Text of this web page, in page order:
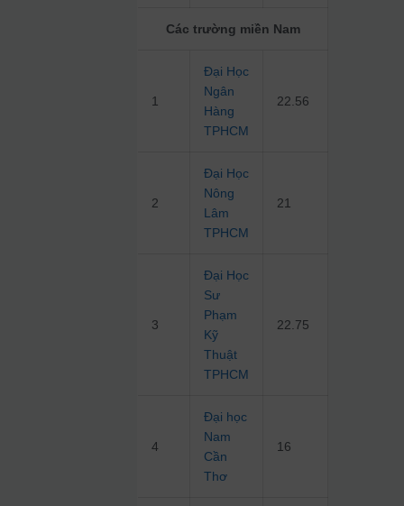
Các trường miền Nam
1
Đại Học
Ngân
Hàng
TPHCM
22.56
2
Đại Học
Nông
Lâm
TPHCM
21
3
Đại Học
Sư
Phạm
Kỹ
Thuật
TPHCM
22.75
4
Đại học
Nam
Cần
Thơ
16